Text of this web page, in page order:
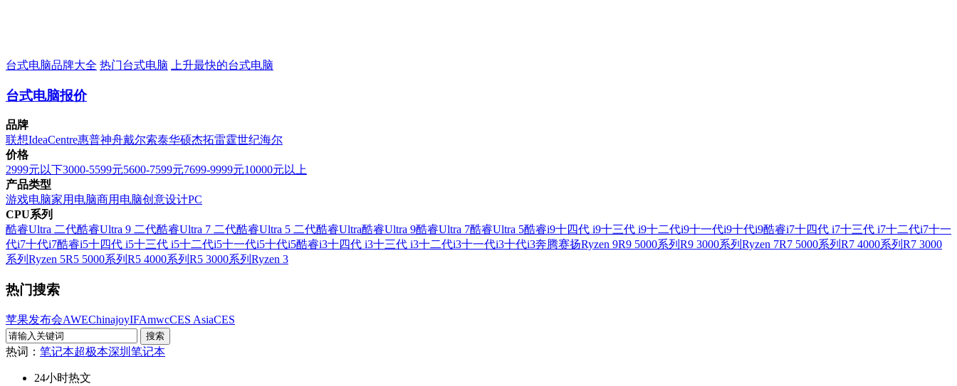
台式电脑品牌大全 热门台式电脑 上升最快的台式电脑
台式电脑报价
品牌
联想IdeaCentre惠普神舟戴尔索泰华硕杰拓雷霆世纪海尔
价格
2999元以下3000-5599元5600-7599元7699-9999元10000元以上
产品类型
游戏电脑家用电脑商用电脑创意设计PC
CPU系列
酷睿Ultra 二代酷睿Ultra 9 二代酷睿Ultra 7 二代酷睿Ultra 5 二代酷睿Ultra酷睿Ultra 9酷睿Ultra 7酷睿Ultra 5酷睿i9十四代 i9十三代 i9十二代i9十一代i9十代i9酷睿i7十四代 i7十三代 i7十二代i7十一
代i7十代i7酷睿i5十四代 i5十三代 i5十二代i5十一代i5十代i5酷睿i3十四代 i3十三代 i3十二代i3十一代i3十代i3奔腾赛扬Ryzen 9R9 5000系列 R9 3000系列 Ryzen 7R7 5000系列 R7 4000系列 R7 3000
系列 Ryzen 5R5 5000系列 R5 4000系列 R5 3000系列 Ryzen 3
热门搜索
苹果发布会AWEChinajoyIFAmwcCES AsiaCES
热词： 笔记本超极本深圳笔记本
24小时热文